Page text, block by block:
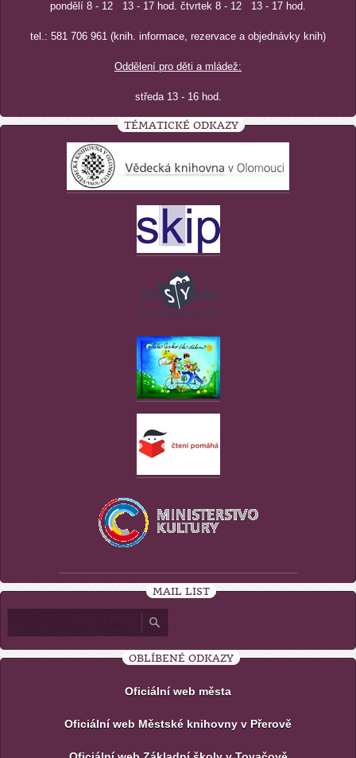
pondělí 8 - 12 13 - 17 hod. čtvrtek 8 - 12 13 - 17 hod.
tel.: 581 706 961 (knih. informace, rezervace a objednávky knih)
Oddělení pro děti a mládež:
středa 13 - 16 hod.
TÉMATICKÉ ODKAZY
MAIL LIST
OBLÍBENÉ ODKAZY
Oficiální web města
Oficiální web Městské knihovny v Přerově